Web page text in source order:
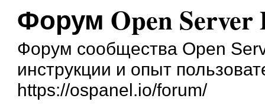
Форум Open Server
Форум сообщества Open
инструкции и опыт
https://ospanel.io/forum/